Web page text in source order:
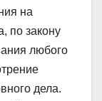
на
по закону
любого
дела.